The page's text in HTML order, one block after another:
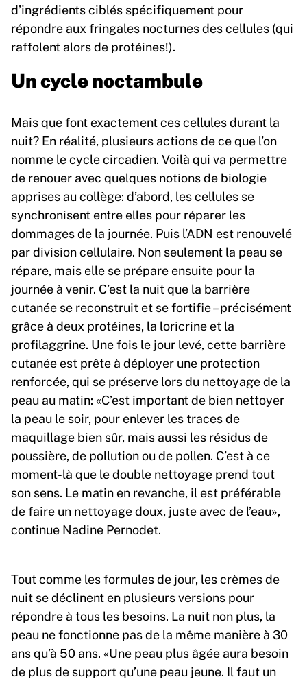
d’ingrédients ciblés spécifiquement pour
répondre aux fringales nocturnes des cellules (qui
raffolent alors de protéines!).
Un cycle noctambule
Mais que font exactement ces cellules durant la
nuit? En réalité, plusieurs actions de ce que l’on
nomme le cycle circadien. Voilà qui va permettre
de renouer avec quelques notions de biologie
apprises au collège: d’abord, les cellules se
synchronisent entre elles pour réparer les
dommages de la journée. Puis l’ADN est renouvelé
par division cellulaire. Non seulement la peau se
répare, mais elle se prépare ensuite pour la
journée à venir. C’est la nuit que la barrière
cutanée se reconstruit et se fortifie – précisément
grâce à deux protéines, la loricrine et la
profilaggrine. Une fois le jour levé, cette barrière
cutanée est prête à déployer une protection
renforcée, qui se préserve lors du nettoyage de la
peau au matin: «C’est important de bien nettoyer
la peau le soir, pour enlever les traces de
maquillage bien sûr, mais aussi les résidus de
poussière, de pollution ou de pollen. C’est à ce
moment-là que le double nettoyage prend tout
son sens. Le matin en revanche, il est préférable
de faire un nettoyage doux, juste avec de l’eau»,
continue Nadine Pernodet.
Tout comme les formules de jour, les crèmes de
nuit se déclinent en plusieurs versions pour
répondre à tous les besoins. La nuit non plus, la
peau ne fonctionne pas de la même manière à 30
ans qu’à 50 ans. «Une peau plus âgée aura besoin
de plus de support qu’une peau jeune. Il faut un